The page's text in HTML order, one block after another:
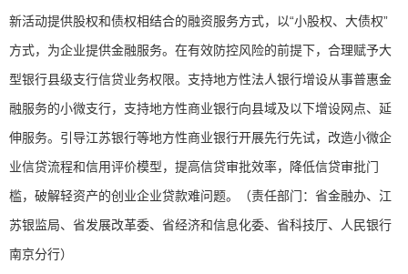
新活动提供股权和债权相结合的融资服务方式，以“小股权、大债权”
方式，为企业提供金融服务。在有效防控风险的前提下，合理赋予大
型银行县级支行信贷业务权限。支持地方性法人银行增设从事普惠金
融服务的小微支行，支持地方性商业银行向县域及以下增设网点、延
伸服务。引导江苏银行等地方性商业银行开展先行先试，改造小微企
业信贷流程和信用评价模型，提高信贷审批效率，降低信贷审批门
槛，破解轻资产的创业企业贷款难问题。（责任部门：省金融办、江
苏银监局、省发展改革委、省经济和信息化委、省科技厅、人民银行
南京分行）